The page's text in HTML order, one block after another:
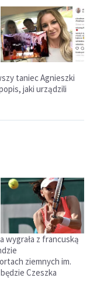
taniec Agnieszki
jaki urządzili
wygrała z francuską
ziemnych im.
Czeszka